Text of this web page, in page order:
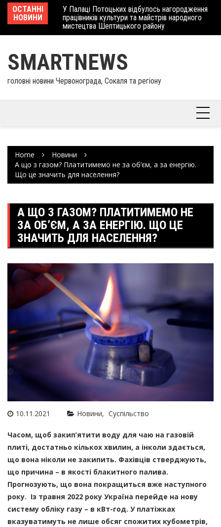
Skip
content
ОСТАННІ
НОВИНИ
У Палаці Потоцьких відбулось нагородження
працівників культури та майстрів народного
мистецтва Шептицького району
SMARTNEWS
головні новини Червонограда, Сокаля та регіону
Home
Новини
А що з газом? Платитимемо не за об’єм, а за енергію.
Що це значить для населення?
А ЩО З ГАЗОМ? ПЛАТИТИМЕМО НЕ
ЗА ОБ’ЄМ, А ЗА ЕНЕРГІЮ. ЩО ЦЕ
ЗНАЧИТЬ ДЛЯ НАСЕЛЕННЯ?
10.11.2021 Новини Суспільство
Часом, щоб закип’ятити воду для чаю на газовій
плиті, достатньо кількох хвилин, а інколи здається,
що вона ніколи не закипить. Фахівців стверджують,
що причина – в якості блакитного палива.
Прогнозують, що вона покращиться вже наступного
року. Із травня 2022 року Україна перейде на нову
систему обліку газу – в кВт-год. У платіжках
вказуватимуть не лише обсяг спожитих кубометрів,